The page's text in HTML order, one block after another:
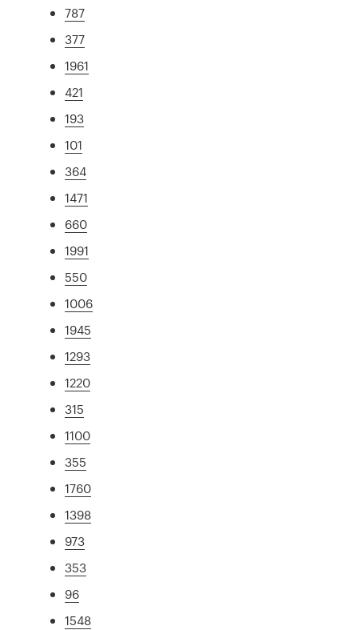
787
377
1961
421
193
101
364
1471
660
1991
550
1006
1945
1293
1220
315
1100
355
1760
1398
973
353
96
1548